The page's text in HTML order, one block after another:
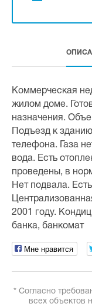
Коммерческая
жилом доме.
назначения.
Подъезд к
телефона. Газа
вода. Есть
проведены, в
Нет подвала.
2001 году.
банка, банкомат
Мне нравится
* Согласно
всех объектов